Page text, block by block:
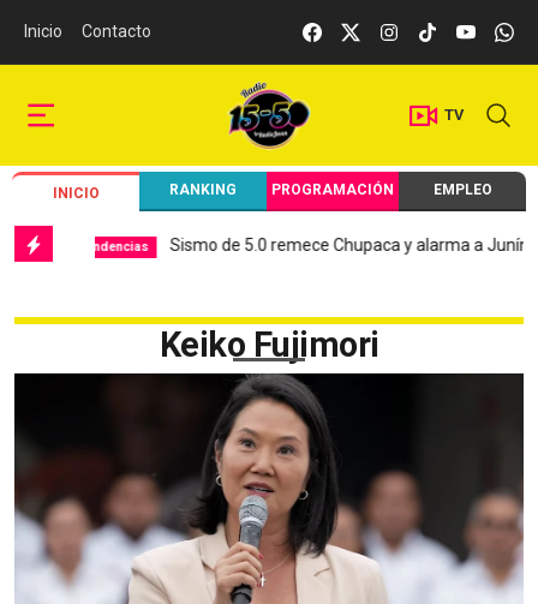
Inicio Contacto
TV
INICIO RANKING PROGRAMACIÓN EMPLEO
Sismo de 5.0 remece Chupaca y alarma a Junín Local
Keiko Fujimori